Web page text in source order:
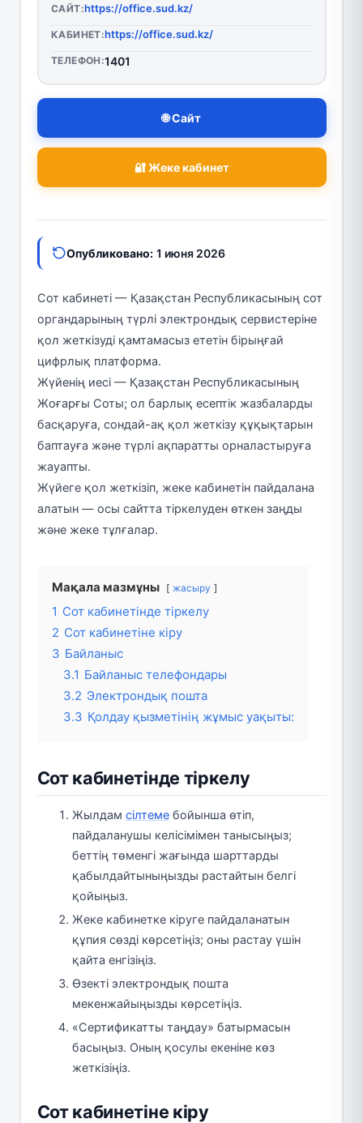
САЙТ:https://office.sud.kz/
КАБИНЕТ:https://office.sud.kz/
ТЕЛЕФОН:1401
🌐 Сайт
🔐 Жеке кабинет
Опубликовано: 1 июня 2026
Сот кабинеті — Қазақстан Республикасының сот
органдарының түрлі электрондық сервистеріне
қол жеткізуді қамтамасыз ететін бірыңғай
цифрлық платформа.
Жүйенің иесі — Қазақстан Республикасының
Жоғарғы Соты; ол барлық есептік жазбаларды
басқаруға, сондай-ақ қол жеткізу құқықтарын
баптауға және түрлі ақпаратты орналастыруға
жауапты.
Жүйеге қол жеткізіп, жеке кабинетін пайдалана
алатын — осы сайтта тіркелуден өткен заңды
және жеке тұлғалар.
Мақала мазмұны жасыру
1 Сот кабинетінде тіркелу
2 Сот кабинетіне кіру
3 Байланыс
3.1 Байланыс телефондары
3.2 Электрондық пошта
3.3 Қолдау қызметінің жұмыс уақыты:
Сот кабинетінде тіркелу
Жылдам сілтеме бойынша өтіп,
пайдаланушы келісімімен танысыңыз;
беттің төменгі жағында шарттарды
қабылдайтыныңызды растайтын белгі
қойыңыз.
Жеке кабинетке кіруге пайдаланатын
құпия сөзді көрсетіңіз; оны растау үшін
қайта енгізіңіз.
Өзекті электрондық пошта
мекенжайыңызды көрсетіңіз.
«Сертификатты таңдау» батырмасын
басыңыз. Оның қосулы екеніне көз
жеткізіңіз.
Сот кабинетіне кіру